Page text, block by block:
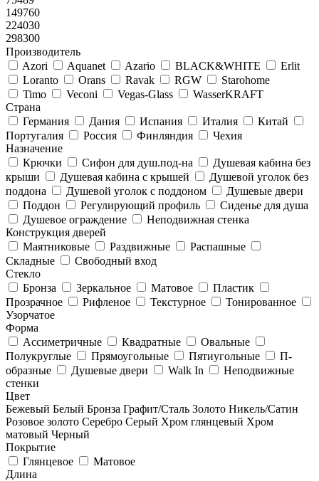
149760
224030
298300
Производитель
Azori
Aquanet Azario BLACK&WHITE
Erlit
Loranto
Orans Ravak RGW
Starohome
Timo
Veconi Vegas-Glass
WasserKRAFT
Страна
Германия
Дания Испания Италия
Китай
Португалия
Россия Финляндия
Чехия
Назначение
Крючки
Сифон для душ.под-на
Душевая кабина без
крыши
Душевая кабина с крышей
Душевой уголок без
поддона
Душевой уголок с поддоном
Душевые двери
Поддон
Регулирующий профиль
Сиденье для душа
Душевое ограждение
Неподвижная стенка
Конструкция дверей
Маятниковые
Раздвижные
Распашные
Складные
Свободный вход
Стекло
Бронза
Зеркальное Матовое
Пластик
Прозрачное
Рифленое Текстурное
Тонированное
Узорчатое
Форма
Ассиметричные
Квадратные
Овальные
Полукруглые
Прямоугольные Пятиугольные
П-
образные
Душевые двери Walk In
Неподвижные
стенки
Цвет
Бежевый Белый Бронза Графит/Сталь Золото Никель/Сатин
Розовое золото Серебро Серый Хром глянцевый Хром
матовый Черный
Покрытие
Глянцевое
Матовое
Длина